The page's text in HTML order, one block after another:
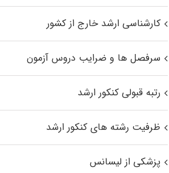
کارشناسی ارشد خارج از کشور
سرفصل ها و ضرایب دروس آزمون
رتبه قبولی کنکور ارشد
ظرفیت رشته های کنکور ارشد
پزشکی از لیسانس